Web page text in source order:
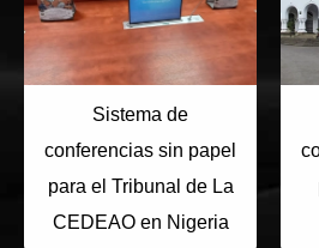
Sistema de
conferencias sin papel
para el Tribunal de La
CEDEAO en Nigeria